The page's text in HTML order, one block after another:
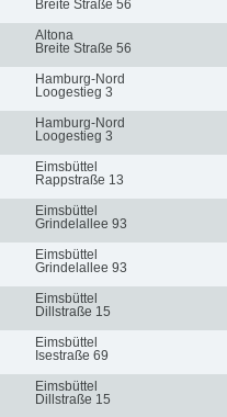
Breite Straße 56
Altona
Breite Straße 56
Hamburg-Nord
Loogestieg 3
Hamburg-Nord
Loogestieg 3
Eimsbüttel
Rappstraße 13
Eimsbüttel
Grindelallee 93
Eimsbüttel
Grindelallee 93
Eimsbüttel
Dillstraße 15
Eimsbüttel
Isestraße 69
Eimsbüttel
Dillstraße 15